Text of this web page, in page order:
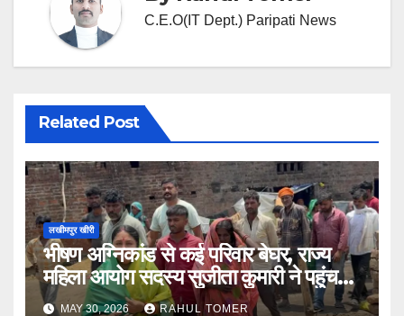
C.E.O(IT Dept.) Paripati News
Related Post
लखीमपुर खीरी
भीषण अग्निकांड से कई परिवार बेघर, राज्य
महिला आयोग सदस्य सुजीता कुमारी ने पहुंचकर
बंधाया ढांढस
MAY 30, 2026 RAHUL TOMER